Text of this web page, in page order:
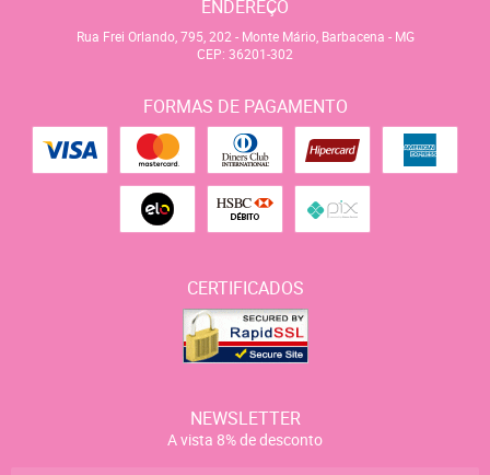
ENDEREÇO
Rua Frei Orlando, 795, 202 - Monte Mário, Barbacena - MG
CEP: 36201-302
FORMAS DE PAGAMENTO
CERTIFICADOS
NEWSLETTER
A vista 8% de desconto